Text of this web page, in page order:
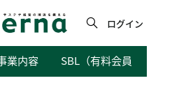
ログイン
業内容 SBL（有料会員向けサ